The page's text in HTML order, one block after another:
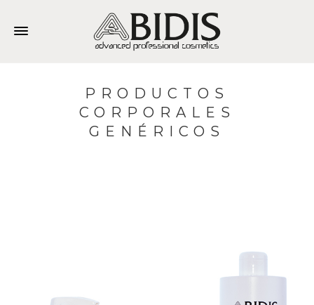
PRODUCTOS
CORPORALES
GENÉRICOS